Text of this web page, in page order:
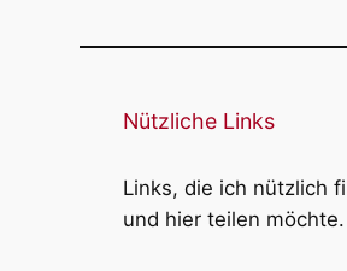
Nützliche Links
Links, die ich nützlich
und hier teilen möchte.